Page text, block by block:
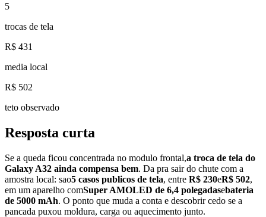
5
trocas de tela
R$ 431
media local
R$ 502
teto observado
Resposta curta
Se a queda ficou concentrada no modulo frontal,a troca de tela do
Galaxy A32 ainda compensa bem. Da pra sair do chute com a
amostra local: sao5 casos publicos de tela, entre R$ 230eR$ 502,
em um aparelho comSuper AMOLED de 6,4 polegadasebateria
de 5000 mAh. O ponto que muda a conta e descobrir cedo se a
pancada puxou moldura, carga ou aquecimento junto.